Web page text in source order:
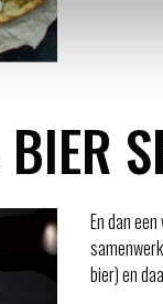
En dan
bier) en